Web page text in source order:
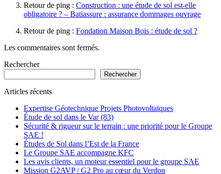
Retour de ping : Construction : une étude de sol est-elle
obligatoire ? – Batiassure : assurance dommages ouvrage
Retour de ping : Fondation Maison Bois : étude de sol ?
Les commentaires sont fermés.
Rechercher
Rechercher
Articles récents
Expertise Géotechnique Projets Photovoltaïques
Étude de sol dans le Var (83)
Sécurité & rigueur sur le terrain : une priorité pour le Groupe
SAE !
Études de Sol dans l’Est de la France
Le Groupe SAE accompagne KFC
Les avis clients, un moteur essentiel pour le groupe SAE
Mission G2AVP / G2 Pro au cœur du Verdon